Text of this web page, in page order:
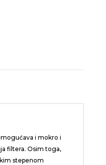
i mokro i
filtera. Osim toga,
stepenom